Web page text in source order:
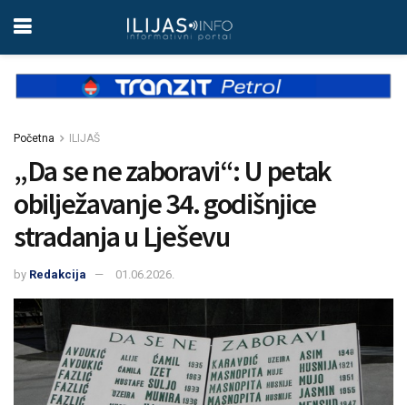
Početna ILIJAŠ
„Da se ne zaboravi“: U petak
obilježavanje 34. godišnjice
stradanja u Lješevu
by Redakcija 01.06.2026.